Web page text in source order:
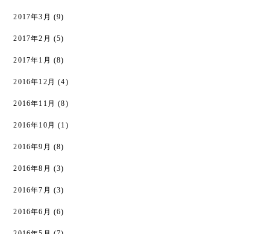
2017年3月 (9)
2017年2月 (5)
2017年1月 (8)
2016年12月 (4)
2016年11月 (8)
2016年10月 (1)
2016年9月 (8)
2016年8月 (3)
2016年7月 (3)
2016年6月 (6)